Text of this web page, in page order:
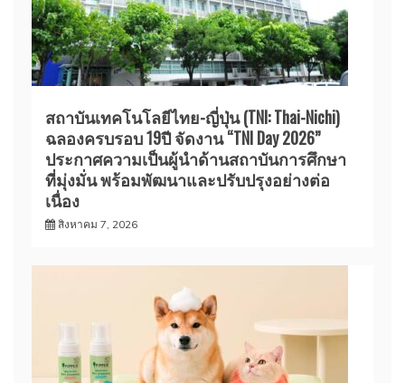
สถาบันเทคโนโลยีไทย-ญี่ปุ่น (TNI: Thai-Nichi)
ฉลองครบรอบ 19ปี จัดงาน “TNI Day 2026”
ประกาศความเป็นผู้นำด้านสถาบันการศึกษา
ที่มุ่งมั่น พร้อมพัฒนาและปรับปรุงอย่างต่อ
เนื่อง
สิงหาคม 7, 2026